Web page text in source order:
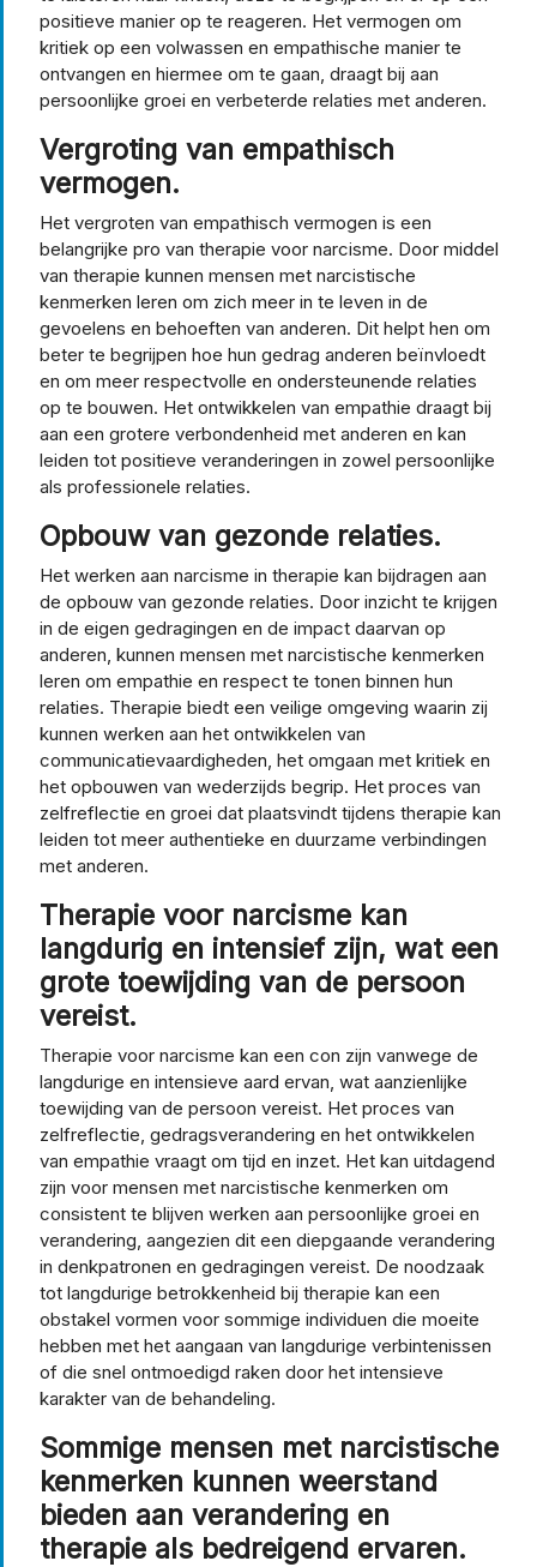
positieve manier op te reageren. Het vermogen om
kritiek op een volwassen en empathische manier te
ontvangen en hiermee om te gaan, draagt bij aan
persoonlijke groei en verbeterde relaties met anderen.
Vergroting van empathisch
vermogen.
Het vergroten van empathisch vermogen is een
belangrijke pro van therapie voor narcisme. Door middel
van therapie kunnen mensen met narcistische
kenmerken leren om zich meer in te leven in de
gevoelens en behoeften van anderen. Dit helpt hen om
beter te begrijpen hoe hun gedrag anderen beïnvloedt
en om meer respectvolle en ondersteunende relaties
op te bouwen. Het ontwikkelen van empathie draagt bij
aan een grotere verbondenheid met anderen en kan
leiden tot positieve veranderingen in zowel persoonlijke
als professionele relaties.
Opbouw van gezonde relaties.
Het werken aan narcisme in therapie kan bijdragen aan
de opbouw van gezonde relaties. Door inzicht te krijgen
in de eigen gedragingen en de impact daarvan op
anderen, kunnen mensen met narcistische kenmerken
leren om empathie en respect te tonen binnen hun
relaties. Therapie biedt een veilige omgeving waarin zij
kunnen werken aan het ontwikkelen van
communicatievaardigheden, het omgaan met kritiek en
het opbouwen van wederzijds begrip. Het proces van
zelfreflectie en groei dat plaatsvindt tijdens therapie kan
leiden tot meer authentieke en duurzame verbindingen
met anderen.
Therapie voor narcisme kan
langdurig en intensief zijn, wat een
grote toewijding van de persoon
vereist.
Therapie voor narcisme kan een con zijn vanwege de
langdurige en intensieve aard ervan, wat aanzienlijke
toewijding van de persoon vereist. Het proces van
zelfreflectie, gedragsverandering en het ontwikkelen
van empathie vraagt om tijd en inzet. Het kan uitdagend
zijn voor mensen met narcistische kenmerken om
consistent te blijven werken aan persoonlijke groei en
verandering, aangezien dit een diepgaande verandering
in denkpatronen en gedragingen vereist. De noodzaak
tot langdurige betrokkenheid bij therapie kan een
obstakel vormen voor sommige individuen die moeite
hebben met het aangaan van langdurige verbintenissen
of die snel ontmoedigd raken door het intensieve
karakter van de behandeling.
Sommige mensen met narcistische
kenmerken kunnen weerstand
bieden aan verandering en
therapie als bedreigend ervaren.